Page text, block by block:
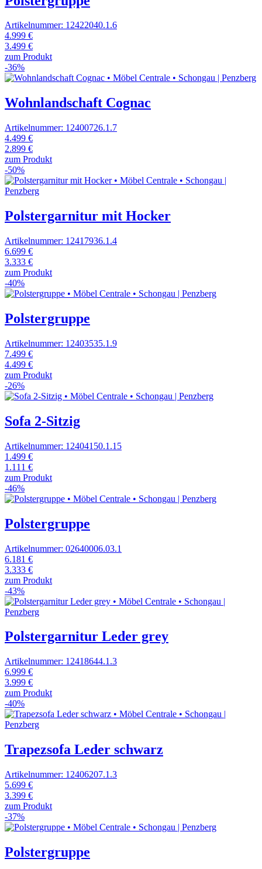
Artikelnummer: 12422040.1.6
4.999 €
3.499 €
zum Produkt
-36%
Wohnlandschaft Cognac
Artikelnummer: 12400726.1.7
4.499 €
2.899 €
zum Produkt
-50%
Polstergarnitur mit Hocker
Artikelnummer: 12417936.1.4
6.699 €
3.333 €
zum Produkt
-40%
Polstergruppe
Artikelnummer: 12403535.1.9
7.499 €
4.499 €
zum Produkt
-26%
Sofa 2-Sitzig
Artikelnummer: 12404150.1.15
1.499 €
1.111 €
zum Produkt
-46%
Polstergruppe
Artikelnummer: 02640006.03.1
6.181 €
3.333 €
zum Produkt
-43%
Polstergarnitur Leder grey
Artikelnummer: 12418644.1.3
6.999 €
3.999 €
zum Produkt
-40%
Trapezsofa Leder schwarz
Artikelnummer: 12406207.1.3
5.699 €
3.399 €
zum Produkt
-37%
Polstergruppe